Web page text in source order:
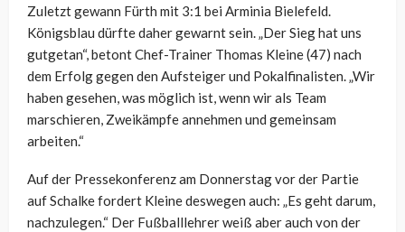
Zuletzt gewann Fürth mit 3:1 bei Arminia Bielefeld.
Königsblau dürfte daher gewarnt sein. „Der Sieg hat uns
gutgetan“, betont Chef-Trainer Thomas Kleine (47) nach
dem Erfolg gegen den Aufsteiger und Pokalfinalisten. „Wir
haben gesehen, was möglich ist, wenn wir als Team
marschieren, Zweikämpfe annehmen und gemeinsam
arbeiten.“
Auf der Pressekonferenz am Donnerstag vor der Partie
auf Schalke fordert Kleine deswegen auch: „Es geht darum,
nachzulegen.“ Der Fußballlehrer weiß aber auch von der